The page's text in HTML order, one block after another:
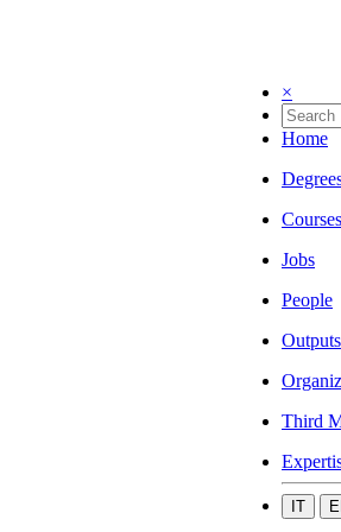
×
Home
Courses
Jobs
People
Outputs
Third
IT